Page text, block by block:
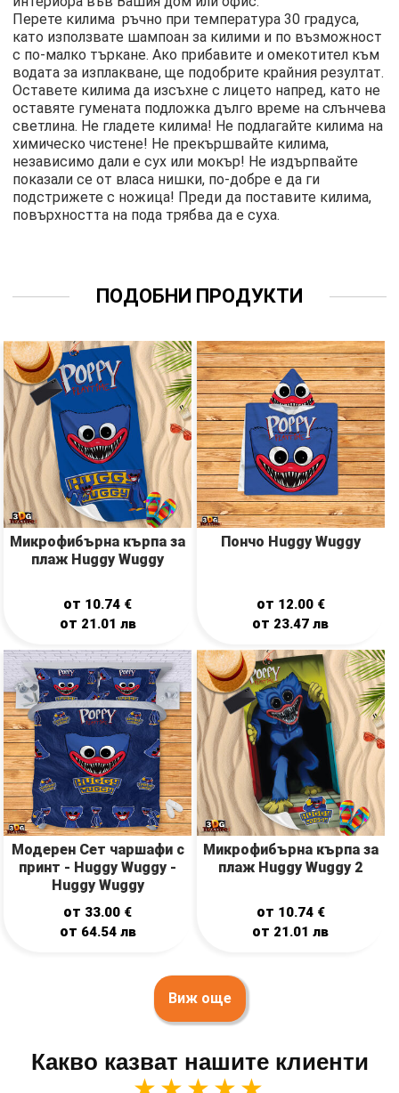
Перете килимa ръчно при температура 30 градуса,
като използвате шампоан за килими и по възможност
с по-малко търкане. Ако прибавите и омекотител към
водата за изплакване, ще подобрите крайния резултат.
Оставете килима да изсъхне с лицето напред, като не
оставяте гумената подложка дълго време на слънчева
светлина. Не гладете килима! Не подлагайте килима на
химическо чистене! Не прекършвайте килима,
независимо дали е сух или мокър! Не издърпвайте
показали се от власа нишки, по-добре е да ги
подстрижете с ножица! Преди да поставите килима,
повърхността на пода трябва да е суха.
ПОДОБНИ ПРОДУКТИ
Mикрофибърна кърпа за
плаж Huggy Wuggy
от 10.74 €
от 21.01 лв
Пончо Huggy Wuggy
от 12.00 €
от 23.47лв
Модерен Сет чаршафи с
принт - Huggy Wuggy -
Huggy Wuggy
от 33.00 €
от 64.54 лв
Mикрофибърна кърпа за
плаж Huggy Wuggy 2
от 10.74 €
от 21.01лв
Виж още
Какво казват нашите клиенти